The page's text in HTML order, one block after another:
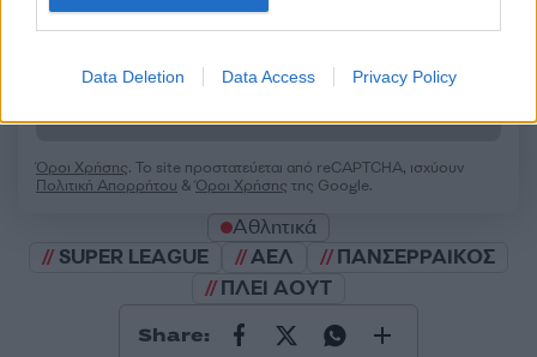
Data Deletion Data Access Privacy Policy
2000 /2000
Όροι Χρήσης. Το site προστατεύεται από reCAPTCHA, ισχύουν
Πολιτική Απορρήτου &Όροι Χρήσης της Google.
Αθλητικά
SUPER LEAGUE
ΑΕΛ
ΠΑΝΣΕΡΡΑΙΚΟΣ
ΠΛΕΙ ΑΟΥΤ
Share: